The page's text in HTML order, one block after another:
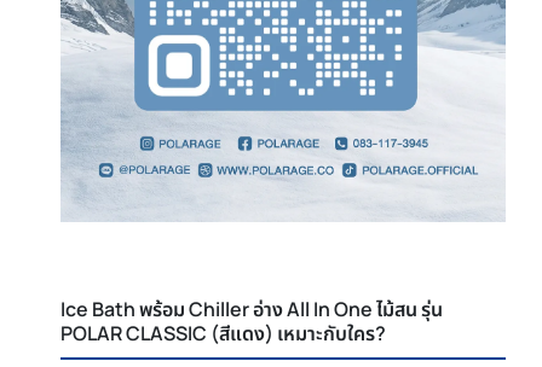
Ice Bath พร้อม Chiller อ่าง All In One ไม้สน รุ่น
POLAR CLASSIC (สีแดง) เหมาะกับใคร?